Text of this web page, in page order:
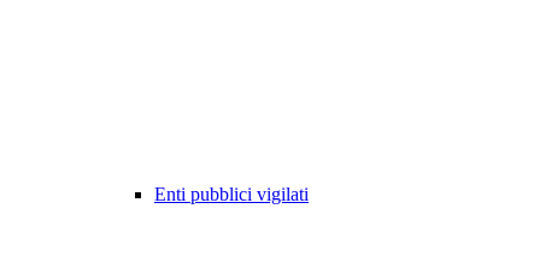
Enti pubblici vigilati